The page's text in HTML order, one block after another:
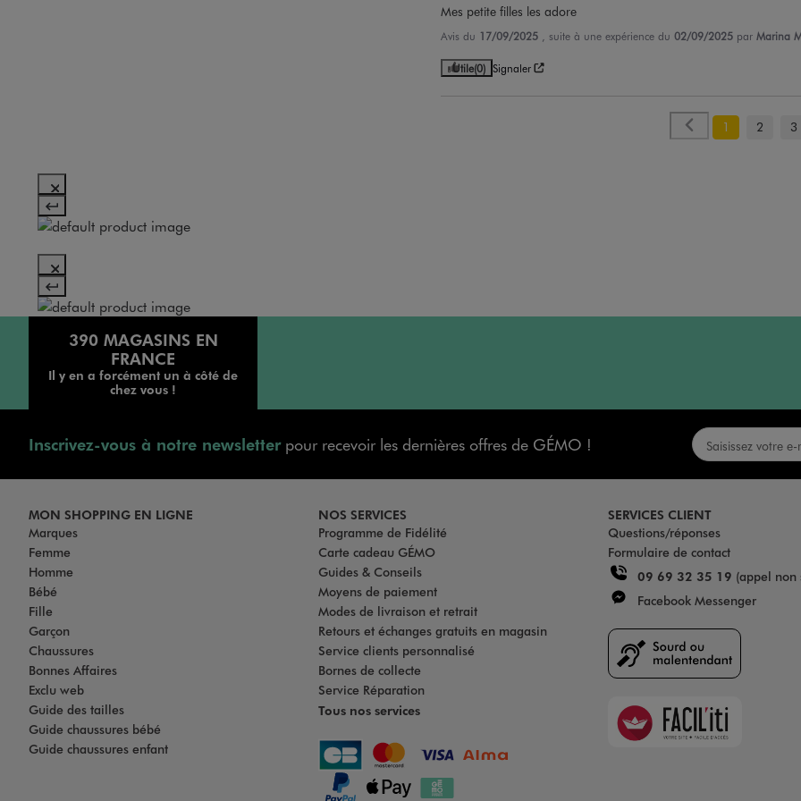
Mes petite filles les adore
Avis du 17/09/2025 , suite à une expérience du 02/09/2025 par Marina
Utile(0) Signaler
1 2 3
390 MAGASINS EN
FRANCE
Il y en a forcément un à côté de
chez vous !
Inscrivez-vous à notre newsletterpour recevoir les dernières offres de GÉMO !
MON SHOPPING EN LIGNE
Marques
Femme
Homme
Bébé
Fille
Garçon
Chaussures
Bonnes Affaires
Exclu web
Guide des tailles
Guide chaussures bébé
Guide chaussures enfant
NOS SERVICES
Programme de Fidélité
Carte cadeau GÉMO
Guides & Conseils
Moyens de paiement
Modes de livraison et retrait
Retours et échanges gratuits en magasin
Service clients personnalisé
Bornes de collecte
Service Réparation
Tous nos services
SERVICES CLIENT
Questions/réponses
Formulaire de contact
09 69 32 35 19 (appel non
Facebook Messenger
Faciliti